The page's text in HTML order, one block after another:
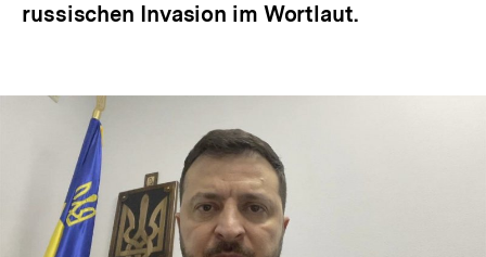
russischen Invasion im Wortlaut.